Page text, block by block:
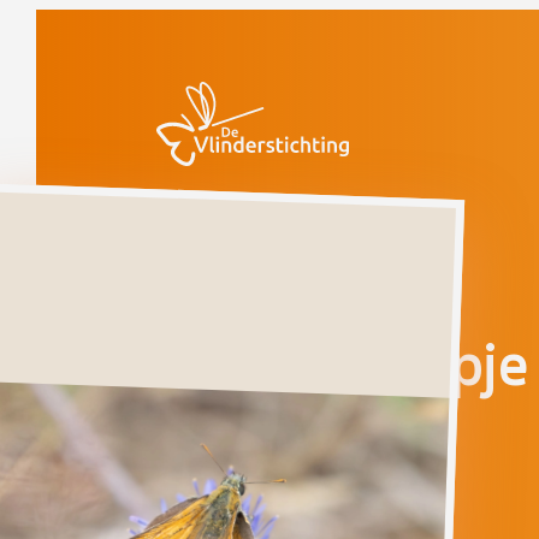
Geelsprietdikkopje
THYMELICUS
SYLVESTRIS
Ga direct naar